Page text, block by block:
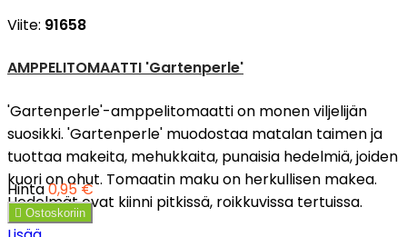
Viite: 91658
AMPPELITOMAATTI 'Gartenperle'
'Gartenperle'-amppelitomaatti on monen viljelijän
suosikki. 'Gartenperle' muodostaa matalan taimen ja
tuottaa makeita, mehukkaita, punaisia hedelmiä, joiden
kuori on ohut. Tomaatin maku on herkullisen makea.
Hedelmät ovat kiinni pitkissä, roikkuvissa tertuissa.
Hinta0,95 €
 Ostoskoriin